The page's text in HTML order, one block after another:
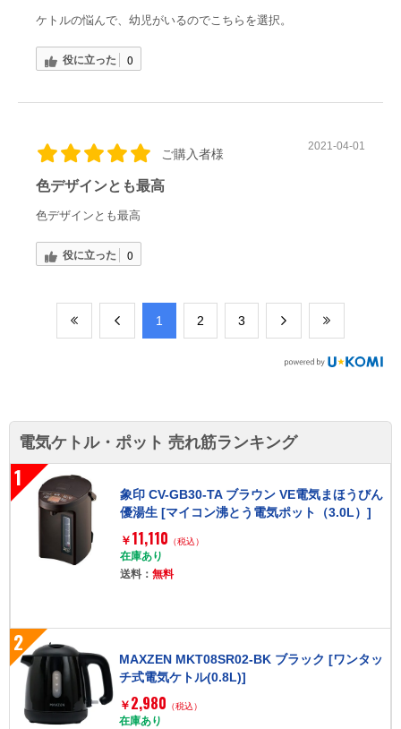
ケトルの悩んで、幼児がいるのでこちらを選択。
役に立った 0
ご購入者様
2021-04-01
色デザインとも最高
色デザインとも最高
役に立った 0
​1 ​2 ​3
電気ケトル・ポット 売れ筋ランキング
1
象印 CV-GB30-TA ブラウン VE電気まほうびん
優湯生 [マイコン沸とう電気ポット（3.0L）]
￥ 11,110 （税込）
在庫あり
送料：無料
2
MAXZEN MKT08SR02-BK ブラック [ワンタッ
チ式電気ケトル(0.8L)]
￥ 2,980 （税込）
在庫あり